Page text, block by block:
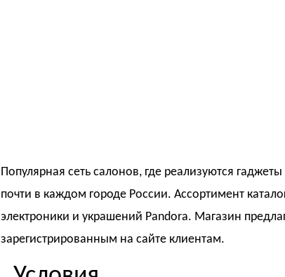
Популярная сеть салонов, где реализуются
почти в каждом городе России. Ассортимент
электроники и украшений Pandora. Магазин
зарегистрированным на сайте клиентам.